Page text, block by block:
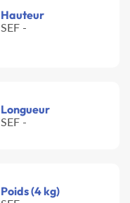
Hauteur
SEF -
Longueur
SEF -
Poids (4 kg)